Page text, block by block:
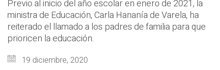
Previo al inicio del año escolar en enero de 2021, la
ministra de Educación, Carla Hananía de Varela, ha
reiterado el llamado a los padres de familia para que
prioricen la educación.
19 diciembre, 2020